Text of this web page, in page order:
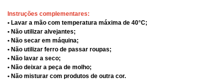
Instruções complementares:
• Lavar a mão com temperatura máxima de 40°C;
• Não utilizar alvejantes;
• Não secar em máquina;
• Não utilizar ferro de passar roupas;
• Não lavar a seco;
• Não deixar a peça de molho;
• Não misturar com produtos de outra cor.